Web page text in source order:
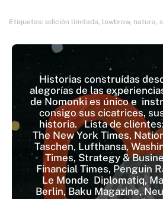
Etiquetas: edición limitada, lowbrow, natura,
Historias construídas
alegorías de las
de Nomonki es único e
consigo sus cicatrices,
historia. Lista de
The New York Times,
Taschen, Lufthansa,
Times, Strategy &
Financial Times, Penguin
Le Monde Diplomatiq,
Berlin, Baku Magazine,